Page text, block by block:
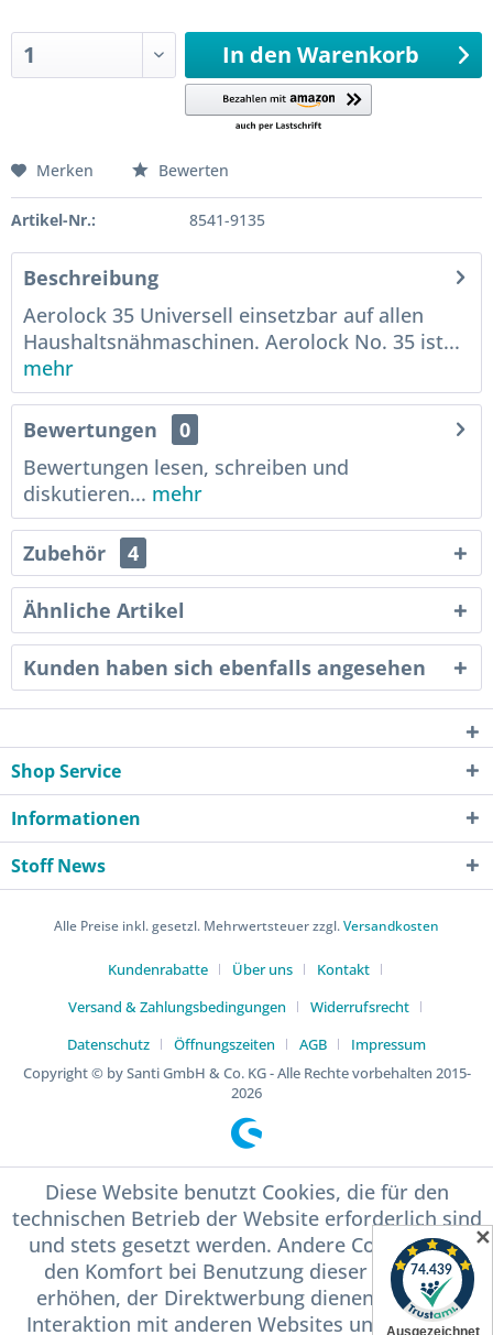
In den Warenkorb
Merken Bewerten
Artikel-Nr.: 8541-9135
Beschreibung
Aerolock 35 Universell einsetzbar auf allen
Haushaltsnähmaschinen. Aerolock No. 35 ist...
mehr
Bewertungen
0
Bewertungen lesen, schreiben und
diskutieren... mehr
Zubehör 4
Ähnliche Artikel
Kunden haben sich ebenfalls angesehen
Shop Service
Informationen
Stoff News
Alle Preise inkl. gesetzl. Mehrwertsteuer zzgl.Versandkosten
Kundenrabatte Über uns
Kontakt
Versand & Zahlungsbedingungen
Widerrufsrecht
Datenschutz
Öffnungszeiten AGB
Impressum
Copyright © by Santi GmbH & Co. KG - Alle Rechte vorbehalten 2015-
2026
Diese Website benutzt Cookies, die für den
technischen Betrieb der Website erforderlich sind
und stets gesetzt werden. Andere Cookies, die
den Komfort bei Benutzung dieser Website
erhöhen, der Direktwerbung dienen oder die
Interaktion mit anderen Websites und sozialen
✕